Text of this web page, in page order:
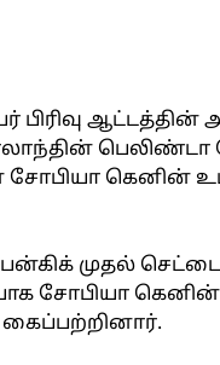
ஆட்டத்தின்
பெலிண்டா
சோபியா கெனின்
முதல்
சோபியா கெனின்